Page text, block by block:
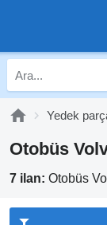
Yedek
Otobüs
7 ilan: Otobüs